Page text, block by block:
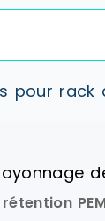
pour rack